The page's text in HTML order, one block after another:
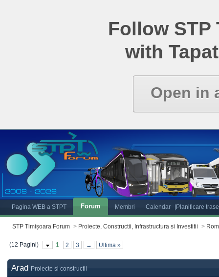
Follow STP
with
Open in
Pagina WEB a STPT Forum Membri Calendar |Planificare
STP Timișoara Forum > Proiecte, Constructii, Infrastructura si Investitii >
(12 Pagini) 1 2 3 → Ultima »
Arad Proiecte si constructii